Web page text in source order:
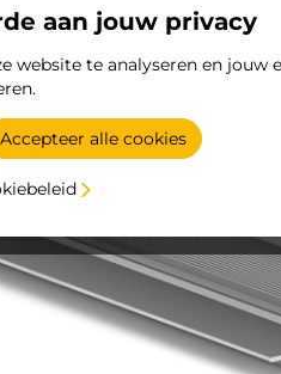
aan jouw privacy
website te analyseren en jouw
Accepteer alle cookies